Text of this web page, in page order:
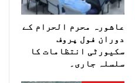
عاشورہ محرم الحرام کے
دوران فول پروف
سکیورٹی انتظامات کا
سلسلہ جاری۔